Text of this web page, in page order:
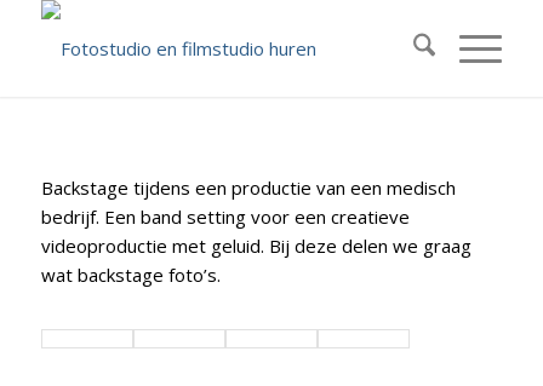
Backstage tijdens een productie van een medisch
bedrijf. Een band setting voor een creatieve
videoproductie met geluid. Bij deze delen we graag
wat backstage foto’s.